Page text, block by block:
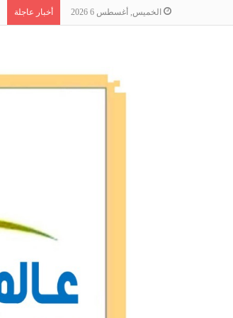
الخميس, أغسطس 6 2026 أخبار عاجلة